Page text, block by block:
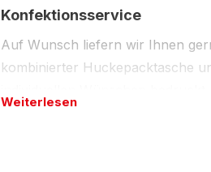
Konfektionsservice
Auf Wunsch liefern wir Ihnen
kombinierter Huckepacktasche
Weiterlesen